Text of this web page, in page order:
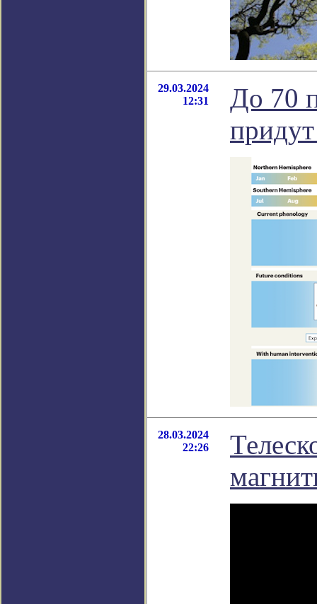
29.03.2024
12:31
До 70
28.03.2024
22:26